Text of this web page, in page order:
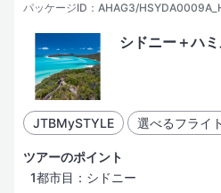
パッケージID：AHAG3/
シドニー＋ハ
JTBMySTYLE 選べるフライト
ツアーのポイント
1都市目：シドニー